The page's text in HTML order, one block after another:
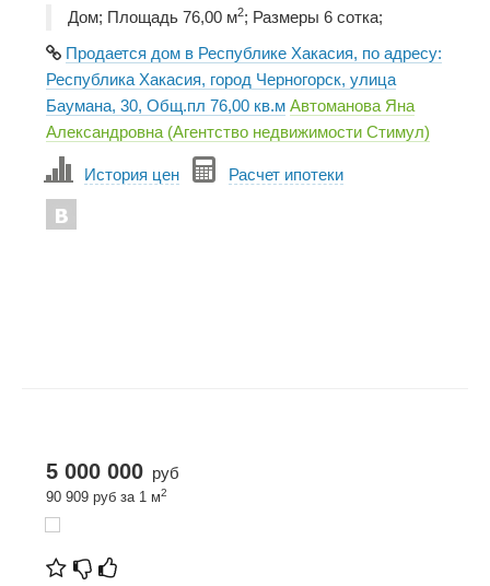
Дом; Площадь 76,00 м2; Размеры 6 сотка;
Продается дом в Республике Хакасия, по адресу:
Республика Хакасия, город Черногорск, улица
Баумана, 30, Общ.пл 76,00 кв.м Автоманова Яна
Александровна (Агентство недвижимости Стимул)
История цен Расчет ипотеки
5 000 000 руб
90 909 руб за 1 м2